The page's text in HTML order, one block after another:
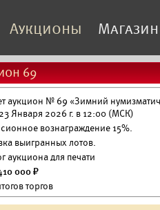
Аукционы Магазин
69
аукцион № 69 «Зимний
Января 2026 г. в 12:00 (МСК)
вознаграждение 15%.
выигранных лотов.
аукциона для печати
000 ₽
торгов